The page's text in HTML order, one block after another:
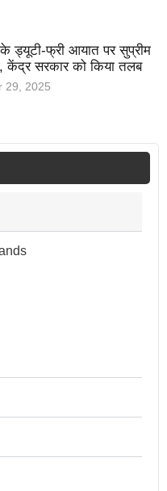
ड्यूटी-फ्री आयात पर सुप्रीम
केंद्र सरकार को किया तलब
29, 2025